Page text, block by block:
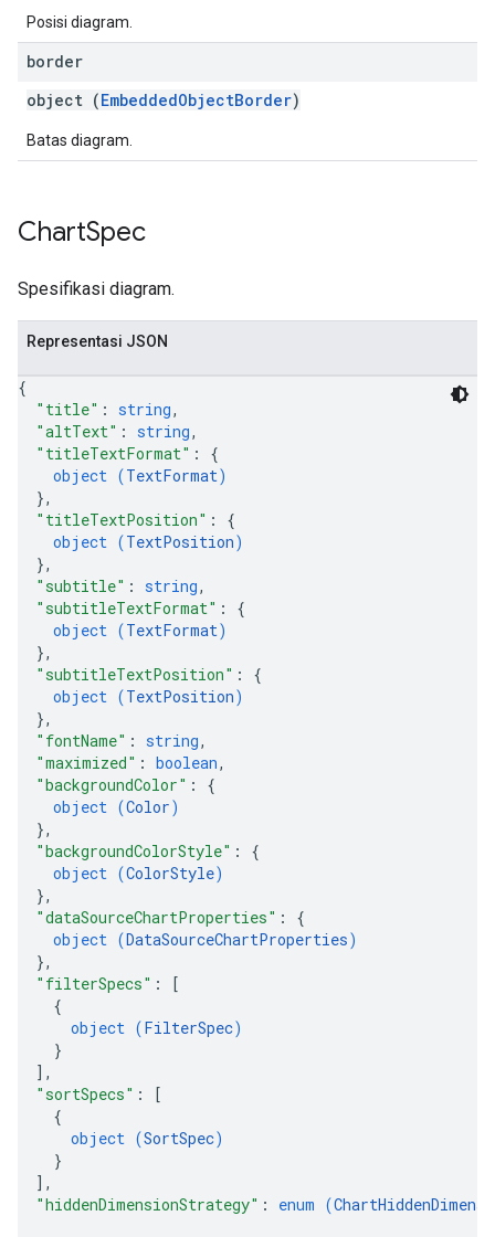
Posisi diagram.
border
object (EmbeddedObjectBorder)
Batas diagram.
ChartSpec
Spesifikasi diagram.
Representasi JSON
{
"title" : string,
"altText" : string,
"titleTextFormat" : {
object (TextFormat)
},
"titleTextPosition" : {
object (TextPosition)
},
"subtitle" : string,
"subtitleTextFormat" : {
object (TextFormat)
},
"subtitleTextPosition" : {
object (TextPosition)
},
"fontName" : string,
"maximized" : boolean,
"backgroundColor" : {
object (Color)
},
"backgroundColorStyle" : {
object (ColorStyle)
},
"dataSourceChartProperties" : {
object (DataSourceChartProperties)
},
"filterSpecs" :
[
{
object (FilterSpec)
}
] ,
"sortSpecs" :
[
{
object (SortSpec)
}
] ,
"hiddenDimensionStrategy" : enum (